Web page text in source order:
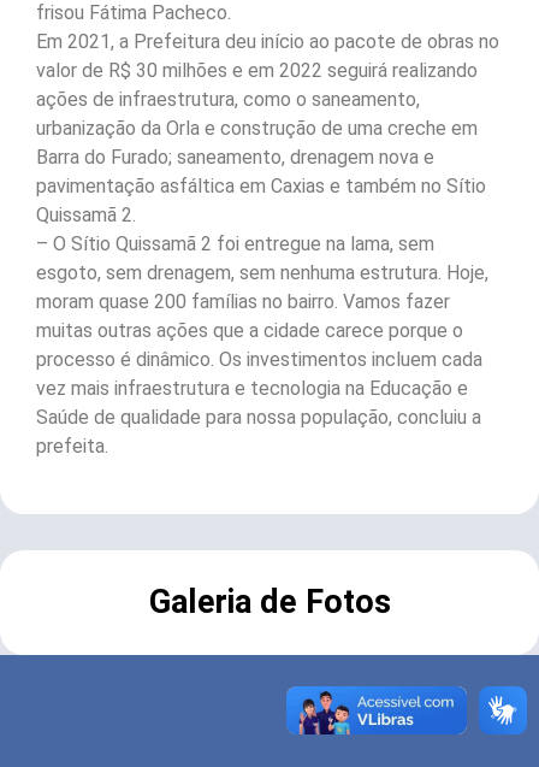
frisou Fátima Pacheco.
Em 2021, a Prefeitura deu início ao pacote de obras no
valor de R$ 30 milhões e em 2022 seguirá realizando
ações de infraestrutura, como o saneamento,
urbanização da Orla e construção de uma creche em
Barra do Furado; saneamento, drenagem nova e
pavimentação asfáltica em Caxias e também no Sítio
Quissamã 2.
– O Sítio Quissamã 2 foi entregue na lama, sem
esgoto, sem drenagem, sem nenhuma estrutura. Hoje,
moram quase 200 famílias no bairro. Vamos fazer
muitas outras ações que a cidade carece porque o
processo é dinâmico. Os investimentos incluem cada
vez mais infraestrutura e tecnologia na Educação e
Saúde de qualidade para nossa população, concluiu a
prefeita.
Galeria de Fotos